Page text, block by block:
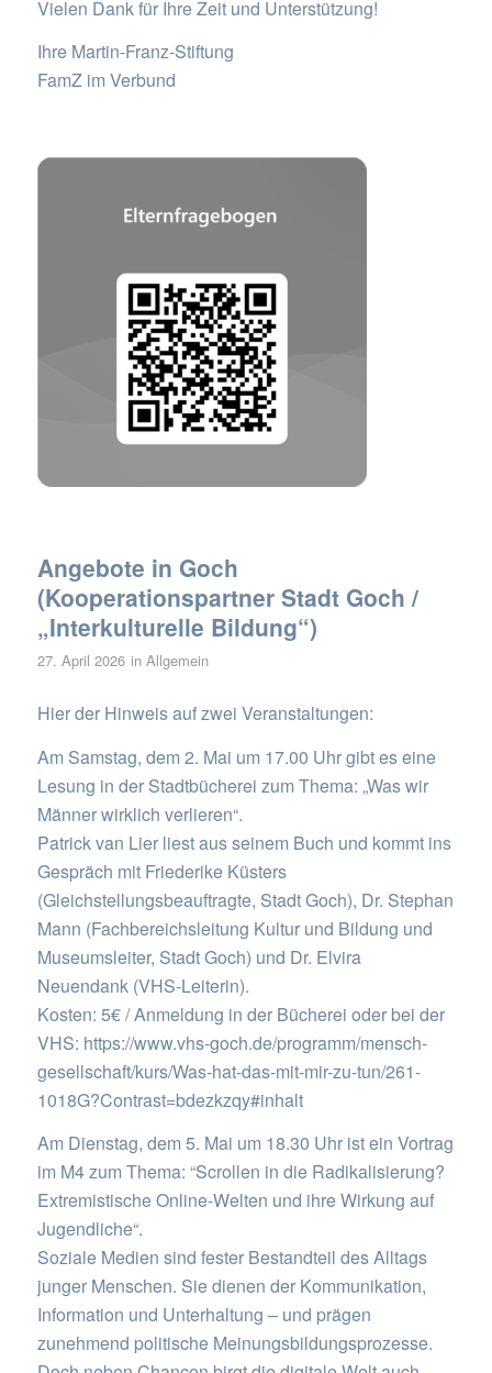
Vielen Dank für Ihre Zeit und Unterstützung!
Ihre Martin-Franz-Stiftung
FamZ im Verbund
Angebote in Goch
(Kooperationspartner Stadt Goch /
„Interkulturelle Bildung“)
27. April 2026 in Allgemein
Hier der Hinweis auf zwei Veranstaltungen:
Am Samstag, dem 2. Mai um 17.00 Uhr gibt es eine
Lesung in der Stadtbücherei zum Thema: „Was wir
Männer wirklich verlieren“.
Patrick van Lier liest aus seinem Buch und kommt ins
Gespräch mit Friederike Küsters
(Gleichstellungsbeauftragte, Stadt Goch), Dr. Stephan
Mann (Fachbereichsleitung Kultur und Bildung und
Museumsleiter, Stadt Goch) und Dr. Elvira
Neuendank (VHS-Leiterin).
Kosten: 5€ / Anmeldung in der Bücherei oder bei der
VHS: https://www.vhs-goch.de/programm/mensch-
gesellschaft/kurs/Was-hat-das-mit-mir-zu-tun/261-
1018G?Contrast=bdezkzqy#inhalt
Am Dienstag, dem 5. Mai um 18.30 Uhr ist ein Vortrag
im M4 zum Thema: “Scrollen in die Radikalisierung?
Extremistische Online-Welten und ihre Wirkung auf
Jugendliche“.
Soziale Medien sind fester Bestandteil des Alltags
junger Menschen. Sie dienen der Kommunikation,
Information und Unterhaltung – und prägen
zunehmend politische Meinungsbildungsprozesse.